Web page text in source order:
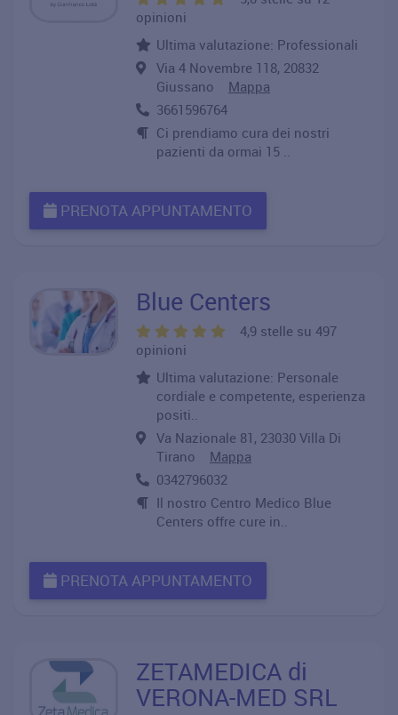
opinioni
Ultima valutazione: Professionali
Via 4 Novembre 118, 20832
Giussano Mappa
3661596764
Ci prendiamo cura dei nostri
pazienti da ormai 15 ..
PRENOTA APPUNTAMENTO
Blue Centers
4,9 stelle su 497
opinioni
Ultima valutazione: Personale
cordiale e competente, esperienza
positi..
Va Nazionale 81, 23030 Villa Di
Tirano Mappa
0342796032
Il nostro Centro Medico Blue
Centers offre cure in..
PRENOTA APPUNTAMENTO
ZETAMEDICA di
VERONA-MED SRL